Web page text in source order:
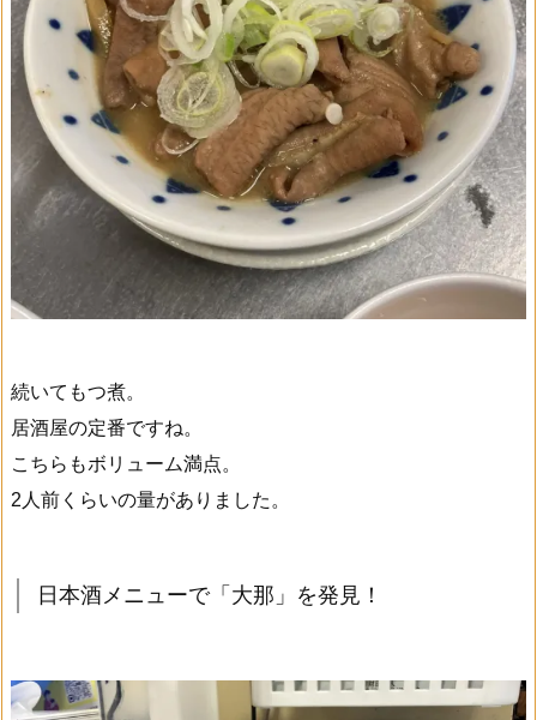
続いてもつ煮。
居酒屋の定番ですね。
こちらもボリューム満点。
2人前くらいの量がありました。
日本酒メニューで「大那」を発見！